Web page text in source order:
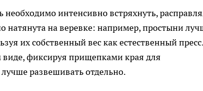
интенсивно встряхнуть,
на веревке: например, простыни
их собственный вес как естественный пресс.
фиксируя прищепками края для
развешивать отдельно.